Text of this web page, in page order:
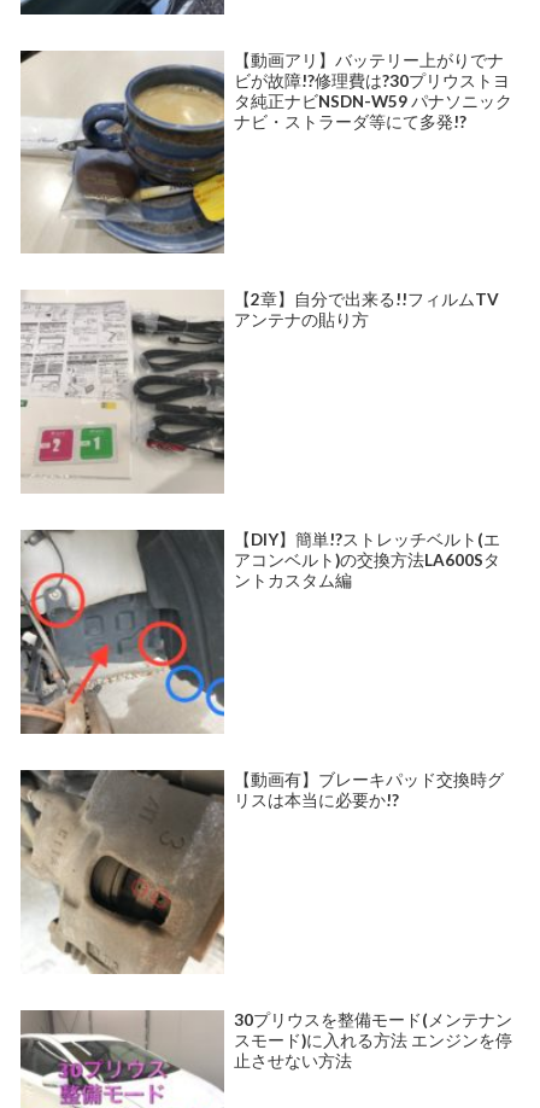
【動画アリ】バッテリー上がりでナ
ビが故障!?修理費は?30プリウストヨ
タ純正ナビNSDN-W59 パナソニック
ナビ・ストラーダ等にて多発!?
【2章】自分で出来る!!フィルムTV
アンテナの貼り方
【DIY】簡単!?ストレッチベルト(エ
アコンベルト)の交換方法LA600Sタ
ントカスタム編
【動画有】ブレーキパッド交換時グ
リスは本当に必要か!?
30プリウスを整備モード(メンテナン
スモード)に入れる方法 エンジンを停
止させない方法